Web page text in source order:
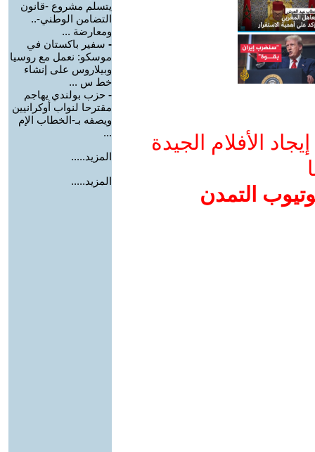
الأفلام الجيدة
التمدن
يتسلم مشروع -قانون
التضامن الوطني-..
ومعارضة ...
- سفير باكستان في
موسكو: نعمل مع روسيا
وبيلاروس على إنشاء
خط س ...
- حزب بولندي يهاجم
مقترحا لنواب أوكرانيين
ويصفه بـ-الخطاب الإم
...
المزيد.....
المزيد.....